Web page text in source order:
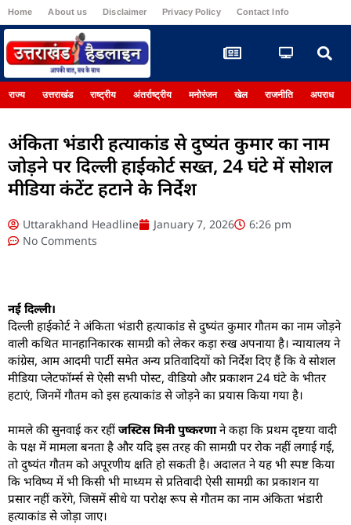
Home About us Disclaimer Privacy Policy Contact Info
राज्य उत्तराखंड राष्ट्रीय अंतर्राष्ट्रीय मनोरंजन खेल राजनीति अपराध
अंकिता भंडारी हत्याकांड से दुष्यंत कुमार का नाम
जोड़ने पर दिल्ली हाईकोर्ट सख्त, 24 घंटे में सोशल
मीडिया कंटेंट हटाने के निर्देश
Uttarakhand Headline January 7, 2026
6:26 pm
No Comments
नई दिल्ली।
दिल्ली हाईकोर्ट ने अंकिता भंडारी हत्याकांड से दुष्यंत कुमार गौतम का नाम जोड़ने
वाली कथित मानहानिकारक सामग्री को लेकर कड़ा रुख अपनाया है। न्यायालय ने
कांग्रेस, आम आदमी पार्टी समेत अन्य प्रतिवादियों को निर्देश दिए हैं कि वे सोशल
मीडिया प्लेटफॉर्म्स से ऐसी सभी पोस्ट, वीडियो और प्रकाशन 24 घंटे के भीतर
हटाएं, जिनमें गौतम को इस हत्याकांड से जोड़ने का प्रयास किया गया है।
मामले की सुनवाई कर रहीं जस्टिस मिनी पुष्करणाने कहा कि प्रथम दृष्टया वादी
के पक्ष में मामला बनता है और यदि इस तरह की सामग्री पर रोक नहीं लगाई गई,
तो दुष्यंत गौतम को अपूरणीय क्षति हो सकती है। अदालत ने यह भी स्पष्ट किया
कि भविष्य में भी किसी भी माध्यम से प्रतिवादी ऐसी सामग्री का प्रकाशन या
प्रसार नहीं करेंगे, जिसमें सीधे या परोक्ष रूप से गौतम का नाम अंकिता भंडारी
हत्याकांड से जोड़ा जाए।